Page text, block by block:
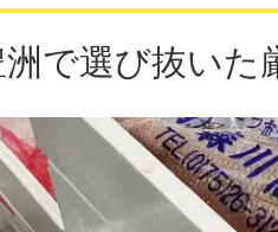
洲で選び抜いた